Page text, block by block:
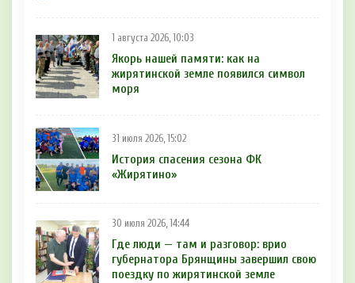
1 августа 2026, 10:03
Якорь нашей памяти: как на
жирятинской земле появился символ
моря
31 июля 2026, 15:02
История спасения сезона ФК
«Жирятино»
30 июля 2026, 14:44
Где люди — там и разговор: врио
губернатора Брянщины завершил свою
поездку по жирятинской земле